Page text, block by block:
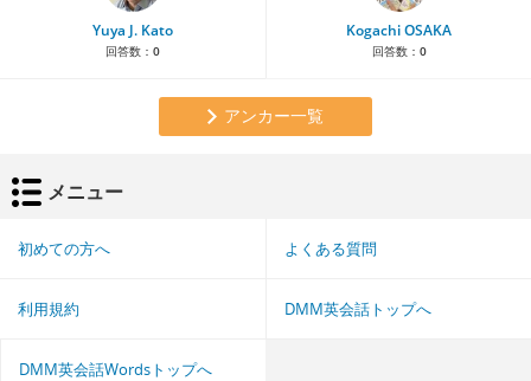
Yuya J. Kato
回答数： 0
Kogachi OSAKA
回答数： 0
アンカー一覧
メニュー
初めての方へ よくある質問
利用規約 DMM英会話トップへ
DMM英会話Wordsトップへ